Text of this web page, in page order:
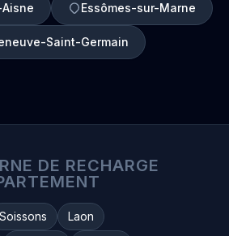
Essômes-sur-Marne
Saint-Germain
DE RECHARGE
Soissons
Laon